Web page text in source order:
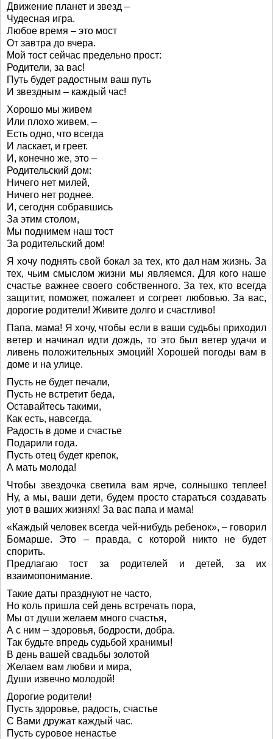
Движение планет и звезд –
Чудесная игра.
Любое время – это мост
От завтра до вчера.
Мой тост сейчас предельно прост:
Родители, за вас!
Путь будет радостным ваш путь
И звездным – каждый час!
Хорошо мы живем
Или плохо живем, –
Есть одно, что всегда
И ласкает, и греет.
И, конечно же, это –
Родительский дом:
Ничего нет милей,
Ничего нет роднее.
И, сегодня собравшись
За этим столом,
Мы поднимем наш тост
За родительский дом!
Я хочу поднять свой бокал за тех, кто дал нам жизнь. За
тех, чьим смыслом жизни мы являемся. Для кого наше
счастье важнее своего собственного. За тех, кто всегда
защитит, поможет, пожалеет и согреет любовью. За вас,
дорогие родители! Живите долго и счастливо!
Папа, мама! Я хочу, чтобы если в ваши судьбы приходил
ветер и начинал идти дождь, то это был ветер удачи и
ливень положительных эмоций! Хорошей погоды вам в
доме и на улице.
Пусть не будет печали,
Пусть не встретит беда,
Оставайтесь такими,
Как есть, навсегда.
Радость в доме и счастье
Подарили года.
Пусть отец будет крепок,
А мать молода!
Чтобы звездочка светила вам ярче, солнышко теплее!
Ну, а мы, ваши дети, будем просто стараться создавать
уют в ваших жизнях! За вас папа и мама!
«Каждый человек всегда чей-нибудь ребенок», – говорил
Бомарше. Это – правда, с которой никто не будет
спорить.
Предлагаю тост за родителей и детей, за их
взаимопонимание.
Такие даты празднуют не часто,
Но коль пришла сей день встречать пора,
Мы от души желаем много счастья,
А с ним – здоровья, бодрости, добра.
Так будьте впредь судьбой хранимы!
В день вашей свадьбы золотой
Желаем вам любви и мира,
Души извечно молодой!
Дорогие родители!
Пусть здоровье, радость, счастье
С Вами дружат каждый час.
Пусть суровое ненастье